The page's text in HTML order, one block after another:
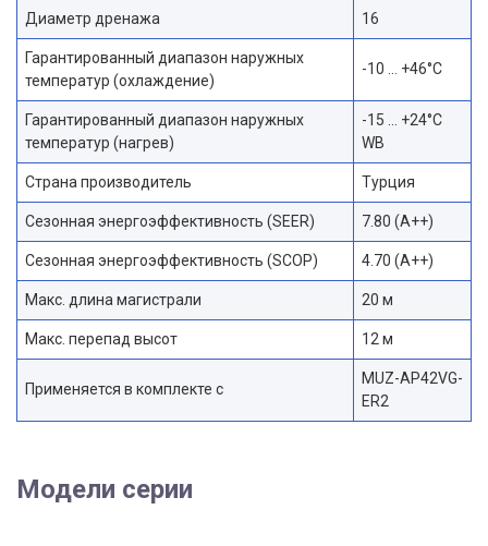
Диаметр дренажа 16
Гарантированный диапазон наружных
температур (охлаждение)
-10 … +46°C
Гарантированный диапазон наружных
температур (нагрев)
-15 … +24°C
WB
Страна производитель Турция
Сезонная энергоэффективность (SEER) 7.80 (A++)
Сезонная энергоэффективность (SCOP) 4.70 (A++)
Макс. длина магистрали 20 м
Макс. перепад высот 12 м
Применяется в комплекте с
MUZ-AP42VG-
ER2
Модели серии